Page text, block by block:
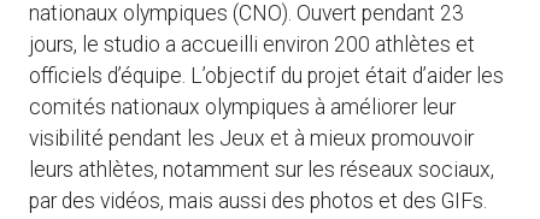
nationaux olympiques (CNO). Ouvert pendant 23
jours, le studio a accueilli environ 200 athlètes et
officiels d’équipe. L’objectif du projet était d’aider les
comités nationaux olympiques à améliorer leur
visibilité pendant les Jeux et à mieux promouvoir
leurs athlètes, notamment sur les réseaux sociaux,
par des vidéos, mais aussi des photos et des GIFs.